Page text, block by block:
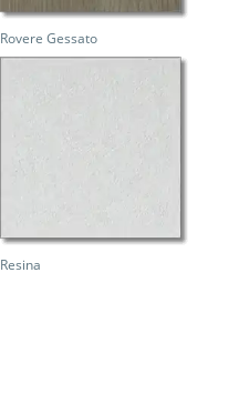
Rovere Gessato
Resina